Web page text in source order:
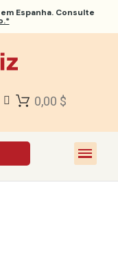
Espanha. Consulte
0,00 $